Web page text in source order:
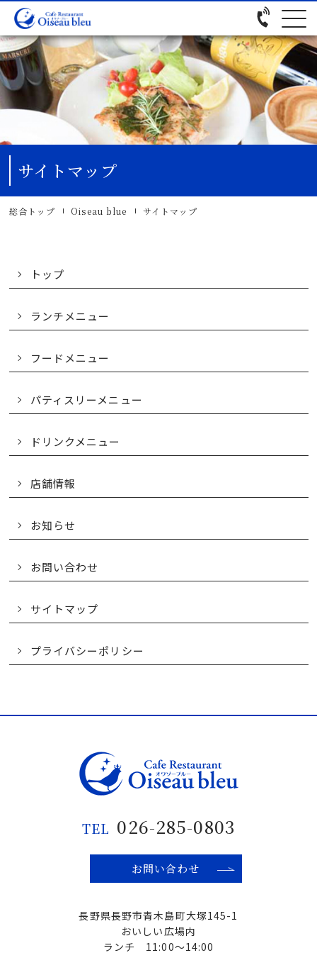
サイトマップ
総合トップ Oiseau blue サイトマップ
トップ
ランチメニュー
フードメニュー
パティスリーメニュー
ドリンクメニュー
店舗情報
お知らせ
お問い合わせ
サイトマップ
プライバシーポリシー
TEL 026-285-0803
お問い合わせ
長野県長野市青木島町大塚145-1
おいしい広場内
ランチ 11:00〜14:00